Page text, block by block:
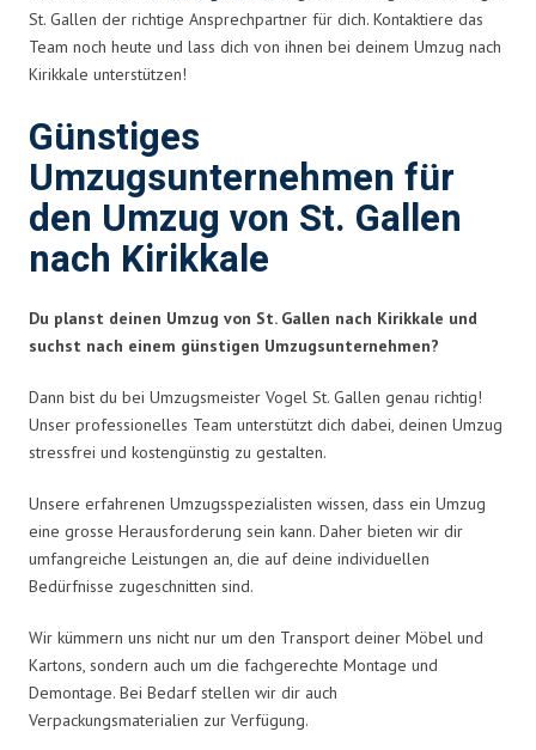
St. Gallen der richtige Ansprechpartner für dich. Kontaktiere das
Team noch heute und lass dich von ihnen bei deinem Umzug nach
Kirikkale unterstützen!
Günstiges
Umzugsunternehmen für
den Umzug von St. Gallen
nach Kirikkale
Du planst deinen Umzug von St. Gallen nach Kirikkale und
suchst nach einem günstigen Umzugsunternehmen?
Dann bist du bei Umzugsmeister Vogel St. Gallen genau richtig!
Unser professionelles Team unterstützt dich dabei, deinen Umzug
stressfrei und kostengünstig zu gestalten.
Unsere erfahrenen Umzugsspezialisten wissen, dass ein Umzug
eine grosse Herausforderung sein kann. Daher bieten wir dir
umfangreiche Leistungen an, die auf deine individuellen
Bedürfnisse zugeschnitten sind.
Wir kümmern uns nicht nur um den Transport deiner Möbel und
Kartons, sondern auch um die fachgerechte Montage und
Demontage. Bei Bedarf stellen wir dir auch
Verpackungsmaterialien zur Verfügung.